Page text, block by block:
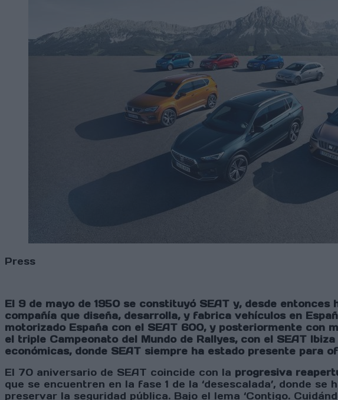
Press
El 9 de mayo de 1950 se constituyó SEAT y, desde
compañía que diseña, desarrolla, y fabrica vehículos en
motorizado España con el SEAT 600, y posteriormente con
el triple Campeonato del Mundo de Rallyes, con el SEAT
económicas, donde SEAT siempre ha estado presente para
El 70 aniversario de SEAT coincide con la progresiva
que se encuentren en la fase 1 de la ‘desescalada’, donde
preservar la seguridad pública. Bajo el lema ‘Contigo.